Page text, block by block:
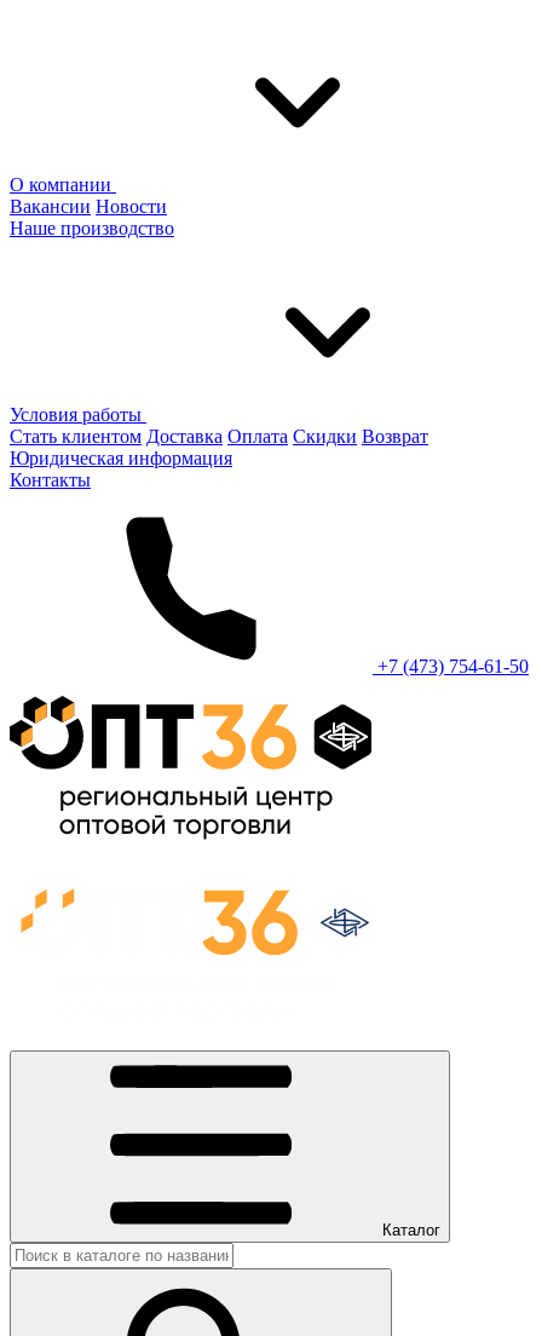
О компании
Вакансии Новости
Наше производство
Условия работы
Стать клиентом Доставка Оплата Скидки Возврат
Юридическая информация
Контакты
+7 (473) 754-61-50
Каталог